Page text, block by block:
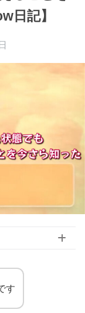
日記】
す